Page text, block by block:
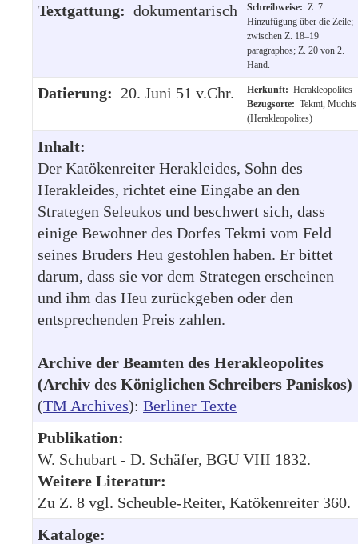
Textgattung: dokumentarisch Schreibweise: Z. 7
Hinzufügung über die Zeile;
zwischen Z. 18–19
paragraphos; Z. 20 von 2.
Hand.
Datierung: 20. Juni 51 v.Chr. Herkunft: Herakleopolites
Bezugsorte: Tekmi, Muchis
(Herakleopolites)
Inhalt:
Der Katökenreiter Herakleides, Sohn des
Herakleides, richtet eine Eingabe an den
Strategen Seleukos und beschwert sich, dass
einige Bewohner des Dorfes Tekmi vom Feld
seines Bruders Heu gestohlen haben. Er bittet
darum, dass sie vor dem Strategen erscheinen
und ihm das Heu zurückgeben oder den
entsprechenden Preis zahlen.
Archive der Beamten des Herakleopolites
(Archiv des Königlichen Schreibers Paniskos)
(TM Archives): Berliner Texte
Publikation:
W. Schubart - D. Schäfer, BGU VIII 1832.
Weitere Literatur:
Zu Z. 8 vgl. Scheuble-Reiter, Katökenreiter 360.
Kataloge: